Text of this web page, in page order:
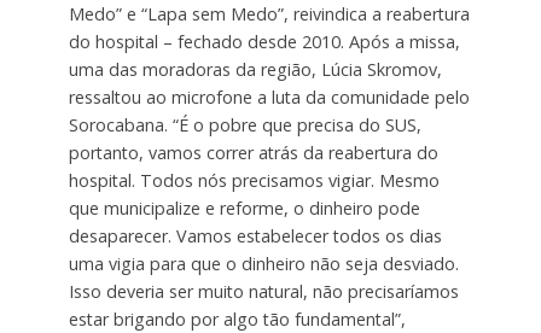
Medo” e “Lapa sem Medo”, reivindica a reabertura
do hospital – fechado desde 2010. Após a missa,
uma das moradoras da região, Lúcia Skromov,
ressaltou ao microfone a luta da comunidade pelo
Sorocabana. “É o pobre que precisa do SUS,
portanto, vamos correr atrás da reabertura do
hospital. Todos nós precisamos vigiar. Mesmo
que municipalize e reforme, o dinheiro pode
desaparecer. Vamos estabelecer todos os dias
uma vigia para que o dinheiro não seja desviado.
Isso deveria ser muito natural, não precisaríamos
estar brigando por algo tão fundamental”,